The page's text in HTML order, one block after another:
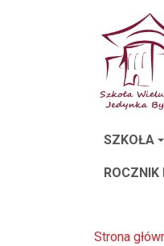
SZKOŁA
ROCZNIK
Strona